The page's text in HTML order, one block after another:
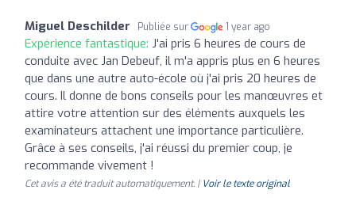
Miguel Deschilder Publiée sur 1 year ago
Expérience fantastique: J'ai pris 6 heures de cours de
conduite avec Jan Debeuf, il m'a appris plus en 6 heures
que dans une autre auto-école où j'ai pris 20 heures de
cours. Il donne de bons conseils pour les manœuvres et
attire votre attention sur des éléments auxquels les
examinateurs attachent une importance particulière.
Grâce à ses conseils, j'ai réussi du premier coup, je
recommande vivement !
Cet avis a été traduit automatiquement. | Voir le texte original